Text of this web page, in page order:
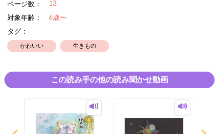
ページ数： 13
対象年齢：
6歳〜
タグ：
かわいい 生きもの
この読み手の他の読み聞かせ動画